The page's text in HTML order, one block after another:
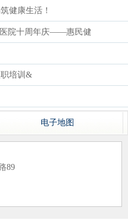
健康生活！
医院十周年庆——惠民健
职培训&
电子地图
89